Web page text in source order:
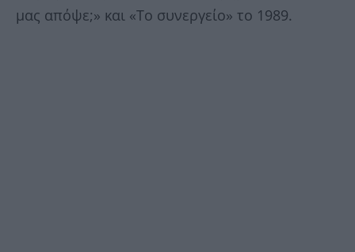
μας απόψε;» και «Το συνεργείο» το 1989.